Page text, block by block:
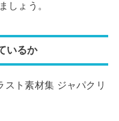
しょう。
いるか